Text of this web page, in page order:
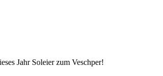
Jahr Soleier zum Veschper!